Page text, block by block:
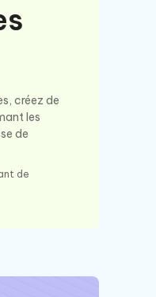
créez de
les
de
de